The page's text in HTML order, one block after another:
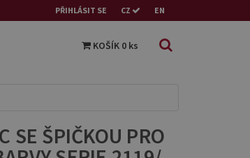
PŘIHLÁSIT SE CZ EN
KOŠÍK 0 ks
SE ŠPIČKOU PRO